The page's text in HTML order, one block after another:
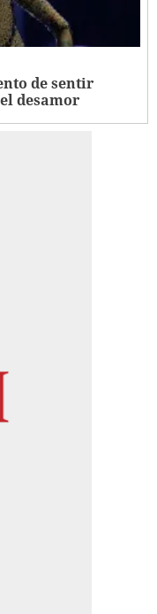
de sentir
desamor